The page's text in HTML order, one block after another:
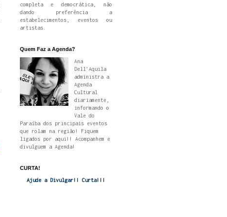
completa e democrática, não
dando preferência a
estabelecimentos, eventos ou
artistas.
Quem Faz a Agenda?
Ana
Dell'Aquila
administra a
Agenda
Cultural
diariamente,
informando o
Vale do
Paraíba dos principais eventos
que rolam na região! Fiquem
ligados por aqui!! Acompanhem e
divulguem a Agenda!
CURTA!
Ajude a Divulgar!! Curta!!!